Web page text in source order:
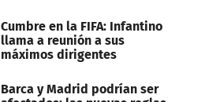
Cumbre en la FIFA: Infantino
llama a reunión a sus
máximos dirigentes
Barca y Madrid podrían ser